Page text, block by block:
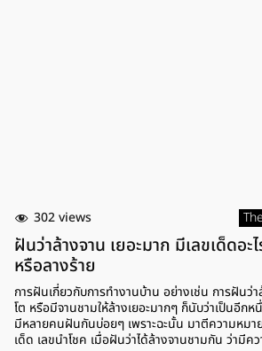
302 views
ฝันว่าล้างจาน เยอะมาก มีเลขเด็ดอ
หรือลางร้าย
การฝันเกี่ยวกับการทำงานบ้าน อย่างเช่น การฝันว่
โต หรือมีจานชามให้ล้างเยอะมากๆ ก็นับว่าเป็นอีก
มีหลายคนฝันกันบ่อยๆ เพราะฉะนั้น มาตีความหมา
เด็ด เลขนำโชค เมื่อฝันว่าได้ล้างจานชามกัน ว่ามีค